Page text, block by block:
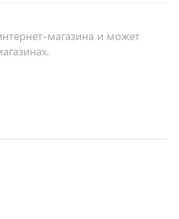
магазина и может